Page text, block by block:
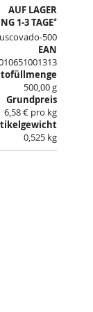
AUF LAGER
1-3 TAGE*
500
EAN
500,00 g
Grundpreis
6,58 € pro kg
0,525 kg